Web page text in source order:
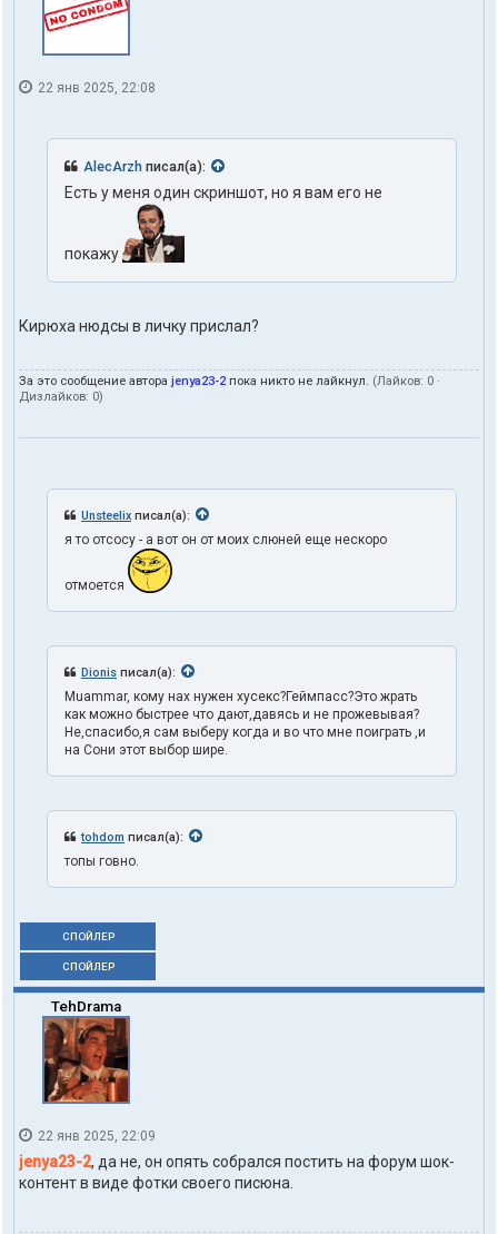
22 янв 2025, 22:08
AlecArzh писал(а):
Есть у меня один скриншот, но я вам его не
покажу
Кирюха нюдсы в личку прислал?
За это сообщение автора jenya23-2 пока никто не лайкнул. (Лайков: 0 ·
Дизлайков: 0)
Unsteelix писал(а):
я то отсосу - а вот он от моих слюней еще нескоро
отмоется
Dionis писал(а):
Muammar, кому нах нужен хусекс?Геймпасс?Это жрать
как можно быстрее что дают,давясь и не прожевывая?
Не,спасибо,я сам выберу когда и во что мне поиграть ,и
на Сони этот выбор шире.
tohdom писал(а):
топы говно.
СПОЙЛЕР
СПОЙЛЕР
TehDrama
22 янв 2025, 22:09
jenya23-2, да не, он опять собрался постить на форум шок-
контент в виде фотки своего писюна.